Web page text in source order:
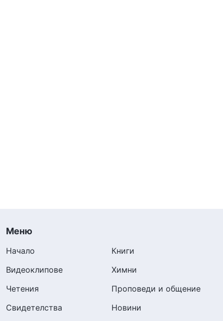
Меню
Начало
Книги
Видеоклипове
Химни
Четения
Проповеди и общение
Свидетелства
Новини